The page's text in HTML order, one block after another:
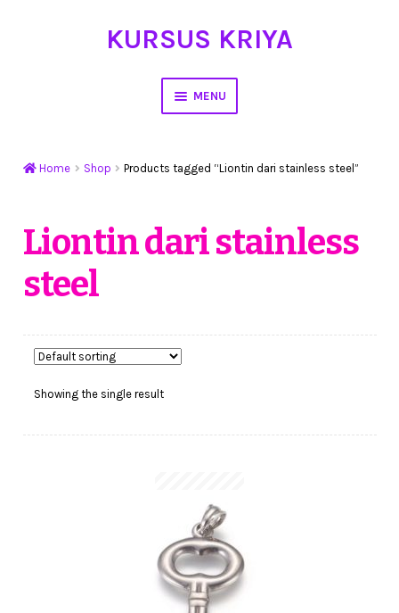
KURSUS KRIYA
MENU
Workshop Membuat Bunga Dari Stocking
Kursus Kerajinan Tangan
Cart
Cekresi
Home Shop Products tagged “Liontin dari stainless steel”
Liontin dari stainless
steel
Showing the single result